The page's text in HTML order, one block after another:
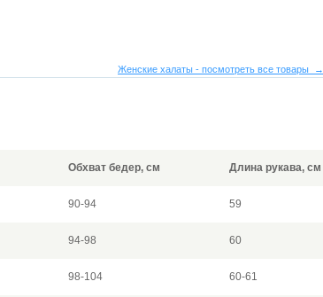
Женские халаты - посмотреть все товары →
Обхват бедер, см Длина рукава, см
90-94 59
94-98 60
98-104 60-61